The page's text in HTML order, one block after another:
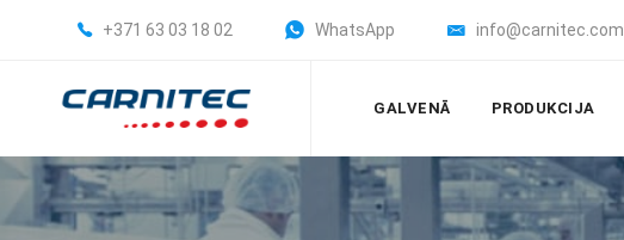
+371 63 03 18 02 WhatsApp info@carnitec.com
GALVENĀ PRODUKCIJA